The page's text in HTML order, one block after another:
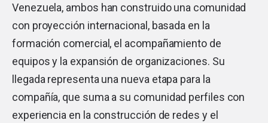
Venezuela, ambos han construido una comunidad
con proyección internacional, basada en la
formación comercial, el acompañamiento de
equipos y la expansión de organizaciones. Su
llegada representa una nueva etapa para la
compañía, que suma a su comunidad perfiles con
experiencia en la construcción de redes y el